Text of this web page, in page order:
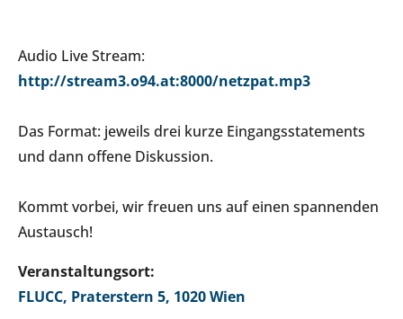
Audio Live Stream:
http://stream3.o94.at:8000/netzpat.mp3
Das Format: jeweils drei kurze Eingangsstatements
und dann offene Diskussion.
Kommt vorbei, wir freuen uns auf einen spannenden
Austausch!
Veranstaltungsort:
FLUCC, Praterstern 5, 1020 Wien